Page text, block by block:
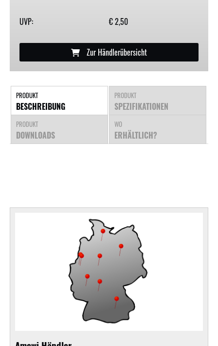
UVP: € 2,50
Zur Händlerübersicht
PRODUKT
BESCHREIBUNG
PRODUKT
SPEZIFIKATIONEN
PRODUKT
DOWNLOADS
WO
ERHÄLTLICH?